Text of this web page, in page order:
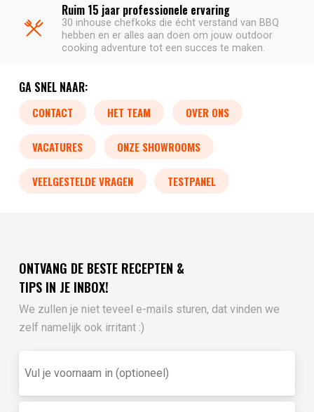
Ruim 15 jaar professionele ervaring
30 inhouse chefkoks die écht verstand van BBQ
hebben en er alles aan doen om jouw outdoor
cooking adventure tot een succes te maken.
GA SNEL NAAR:
CONTACT HET TEAM OVER ONS
VACATURES ONZE SHOWROOMS
VEELGESTELDE VRAGEN TESTPANEL
ONTVANG DE BESTE RECEPTEN &
TIPS IN JE INBOX!
We zullen je niet teveel e-mails sturen, dat vinden we
zelf namelijk ook irritant :)
je
in